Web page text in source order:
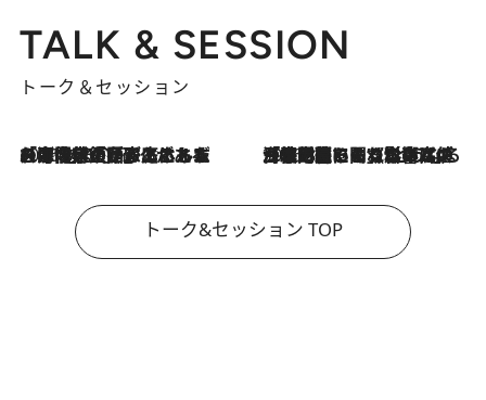
TALK & SESSION
トーク＆セッション
2026.8.3
「今後値上げがあるとすれば…」「リスクがあるのは今年の冬」エネルギー専門家が語る、ホルムズ海峡封鎖が家庭にもたらす“ある心配” 2026.8.3
「住宅建てられない…」「サーチャージ料の高値が続いている」ホルムズ海峡封鎖による影響はいつまで続く？《エネルギー専門家に聞く“どうなる日本の暮らし”》
トーク&セッション TOP